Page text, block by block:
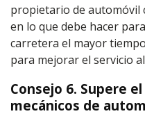
propietario de automóvil
en lo que debe hacer
carretera el mayor
para mejorar el servicio
Consejo 6. Supere
mecánicos de